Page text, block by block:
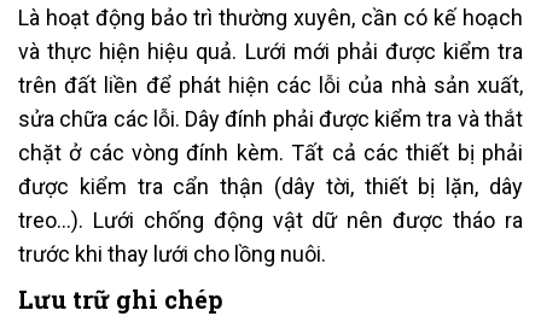
Là hoạt động bảo trì thường xuyên, cần có kế hoạch
và thực hiện hiệu quả. Lưới mới phải được kiểm tra
trên đất liền để phát hiện các lỗi của nhà sản xuất,
sửa chữa các lỗi. Dây đính phải được kiểm tra và thắt
chặt ở các vòng đính kèm. Tất cả các thiết bị phải
được kiểm tra cẩn thận (dây tời, thiết bị lặn, dây
treo…). Lưới chống động vật dữ nên được tháo ra
trước khi thay lưới cho lồng nuôi.
Lưu trữ ghi chép